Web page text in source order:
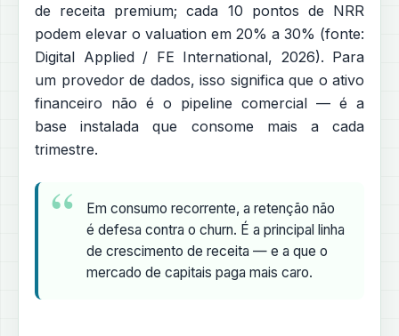
de receita premium; cada 10 pontos de NRR
podem elevar o valuation em 20% a 30% (fonte:
Digital Applied / FE International, 2026). Para
um provedor de dados, isso significa que o ativo
financeiro não é o pipeline comercial — é a
base instalada que consome mais a cada
trimestre.
Em consumo recorrente, a retenção não
é defesa contra o churn. É a principal linha
de crescimento de receita — e a que o
mercado de capitais paga mais caro.